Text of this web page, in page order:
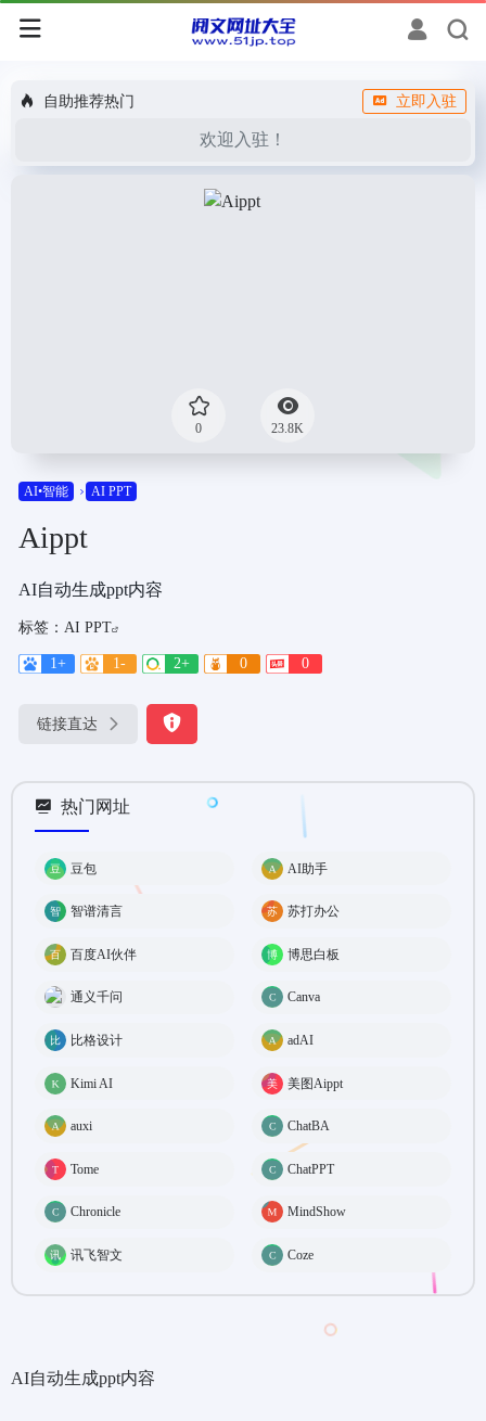
自助推荐热门 立即入驻
欢迎入驻！
0 23.8K
AI•智能 AI PPT
Aippt
AI自动生成ppt内容
标签： AI PPT
1+ 1- 2+ 0 0
链接直达
热门网址
豆包 AI助手
智谱清言 苏打办公
百度AI伙伴 博思白板
通义千问 Canva
比格设计 adAI
Kimi AI 美图Aippt
auxi ChatBA
Tome ChatPPT
Chronicle MindShow
讯飞智文 Coze
AI自动生成ppt内容